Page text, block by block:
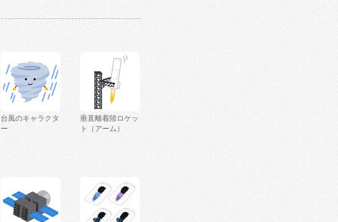
台風のキャラクタ
ー
垂直離着陸ロケッ
ト（アーム）